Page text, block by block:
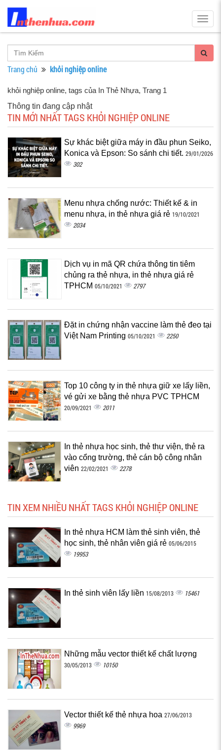
Trang chủ khỏi nghiệp online
khỏi nghiệp online, tags của In Thẻ Nhựa, Trang 1
Thông tin đang cập nhật
TIN MỚI NHẤT TAGS KHỎI NGHIỆP ONLINE
Sự khác biệt giữa máy in đầu phun Seiko,
Konica và Epson: So sánh chi tiết. 29/01/2026
302
Menu nhựa chống nước: Thiết kế & in
menu nhựa, in thẻ nhựa giá rẻ 19/10/2021
2034
Dịch vụ in mã QR chứa thông tin tiêm
chủng ra thẻ nhựa, in thẻ nhựa giá rẻ
TPHCM 05/10/2021 2797
Đặt in chứng nhận vaccine làm thẻ đeo tại
Việt Nam Printing 05/10/2021 2250
Top 10 công ty in thẻ nhựa giữ xe lấy liền,
vé gửi xe bằng thẻ nhựa PVC TPHCM
20/09/2021 2011
In thẻ nhựa học sinh, thẻ thư viện, thẻ ra
vào cổng trường, thẻ cán bộ công nhân
viên 22/02/2021 2278
TIN XEM NHIỀU NHẤT TAGS KHỎI NGHIỆP ONLINE
In thẻ nhựa HCM làm thẻ sinh viên, thẻ
học sinh, thẻ nhân viên giá rẻ 05/06/2015
19953
In thẻ sinh viên lấy liền 15/08/2013 15461
Những mẫu vector thiết kế chất lượng
30/05/2013 10150
Vector thiết kế thẻ nhựa hoa 27/06/2013
9969